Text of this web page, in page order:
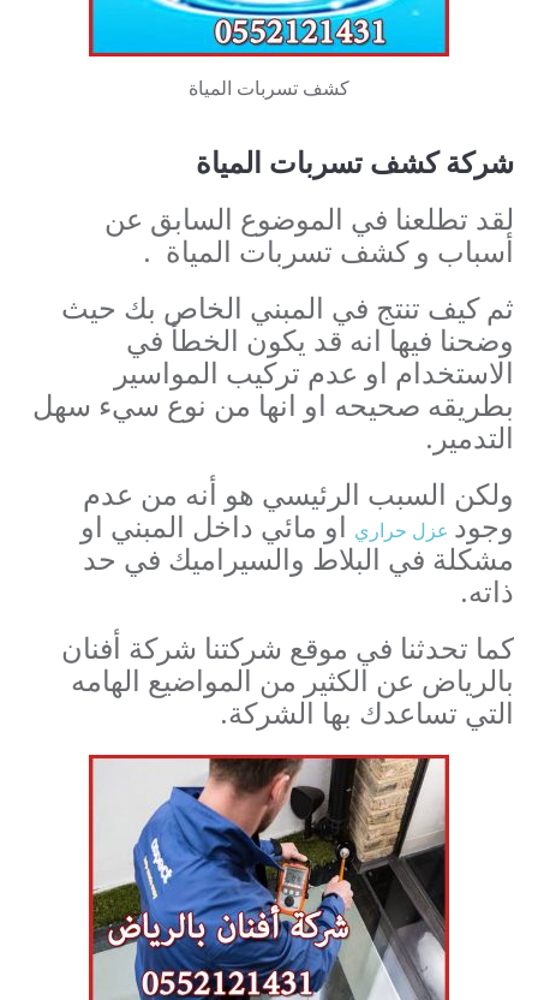
كشف تسربات المياة
شركة كشف تسربات المياة
لقد تطلعنا في الموضوع السابق عن
أسباب و كشف تسربات المياة .
ثم كيف تنتج في المبني الخاص بك حيث
وضحنا فيها انه قد يكون الخطأ في
الاستخدام او عدم تركيب المواسير
بطريقه صحيحه او انها من نوع سيء سهل
التدمير.
ولكن السبب الرئيسي هو أنه من عدم
وجود عزل حراري او مائي داخل المبني او
مشكلة في البلاط والسيراميك في حد
ذاته.
كما تحدثنا في موقع شركتنا شركة أفنان
بالرياض عن الكثير من المواضيع الهامه
التي تساعدك بها الشركة.